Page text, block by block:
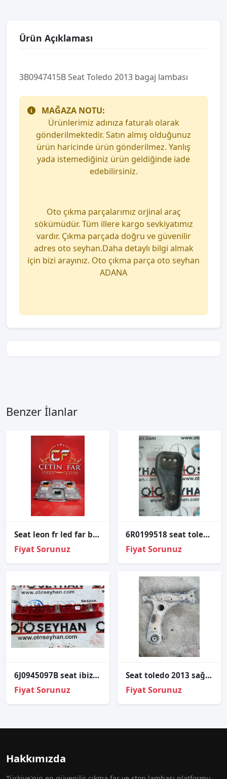
Ürün Açıklaması
3B0947415B Seat Toledo 2013 bagaj lambası
MAĞAZA NOTU:
Ürünlerimiz adınıza faturalı olarak
gönderilmektedir. Satın almış olduğunuz
ürün haricinde ürün gönderilmez. Yanlış
yada istemediğiniz ürün geldiğinde iade
edebilirsiniz.
Oto çıkma parçalarımız orjinal araç
sökümüdür. Tüm illere kargo sevkiyatımız
vardır. Çıkma parçada doğru ve güvenilir
adres oto seyhan.Daha detaylı bilgi almak
için bizi arayınız. Oto çıkma parça oto seyhan
ADANA
Benzer İlanlar
Seat leon fr led far beyni̇ orj sökme kodlu 7p5941591ad
Fiyat Sorunuz
6R0199518 seat toledo 2012-19 travers bağlantı demiri sağ
Fiyat Sorunuz
6J0945097B seat ibiza 2017 bagaj üst stop
Fiyat Sorunuz
Seat toledo 2013 sağ ön tabla
Fiyat Sorunuz
Hakkımızda